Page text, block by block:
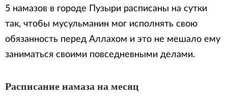
5 намазов в городе Пузыри расписаны на сутки
так, чтобы мусульманин мог исполнять свою
обязанность перед Аллахом и это не мешало ему
заниматься своими повседневными делами.
Расписание намаза на месяц